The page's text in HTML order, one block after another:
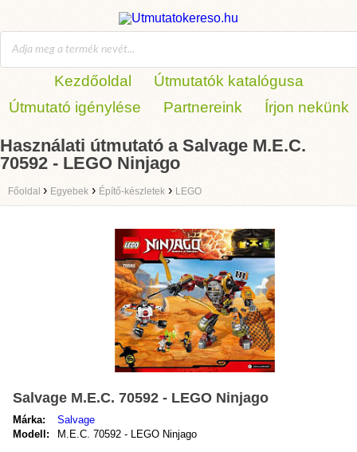
Kezdőoldal
Útmutatók katalógusa
Útmutató igénylése
Partnereink Írjon nekünk
Használati útmutató a Salvage M.E.C.
70592 - LEGO Ninjago
Főoldal › Egyebek › Építő-készletek › LEGO
Salvage M.E.C. 70592 - LEGO Ninjago
Márka:
Salvage
Modell:
M.E.C. 70592 - LEGO Ninjago